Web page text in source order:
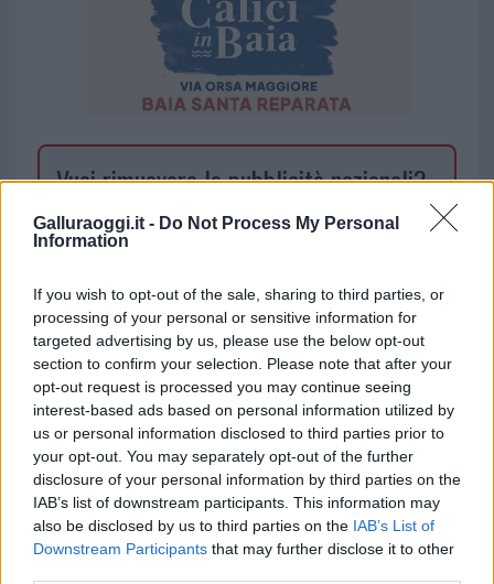
Galluraoggi.it - Do Not Process My Personal
Information
If you wish to opt-out of the sale, sharing to third parties, or
processing of your personal or sensitive information for
targeted advertising by us, please use the below opt-out
section to confirm your selection. Please note that after your
opt-out request is processed you may continue seeing
interest-based ads based on personal information utilized by
us or personal information disclosed to third parties prior to
your opt-out. You may separately opt-out of the further
disclosure of your personal information by third parties on the
IAB’s list of downstream participants. This information may
also be disclosed by us to third parties on the IAB’s List of
Downstream Participants that may further disclose it to other
Vuoi rimuovere le pubblicità nazionali?
Puoi abbonarti asoli € 1,10 al mese
Sei già abbonato?
Puoi effettuare l'accesso andando nella
sezioneLogindal menù del sito o
cliccandoqui
TEMI:
Cinghiale Congelato
Cinghiale Congelato Aglientu
Notizie Aglientu